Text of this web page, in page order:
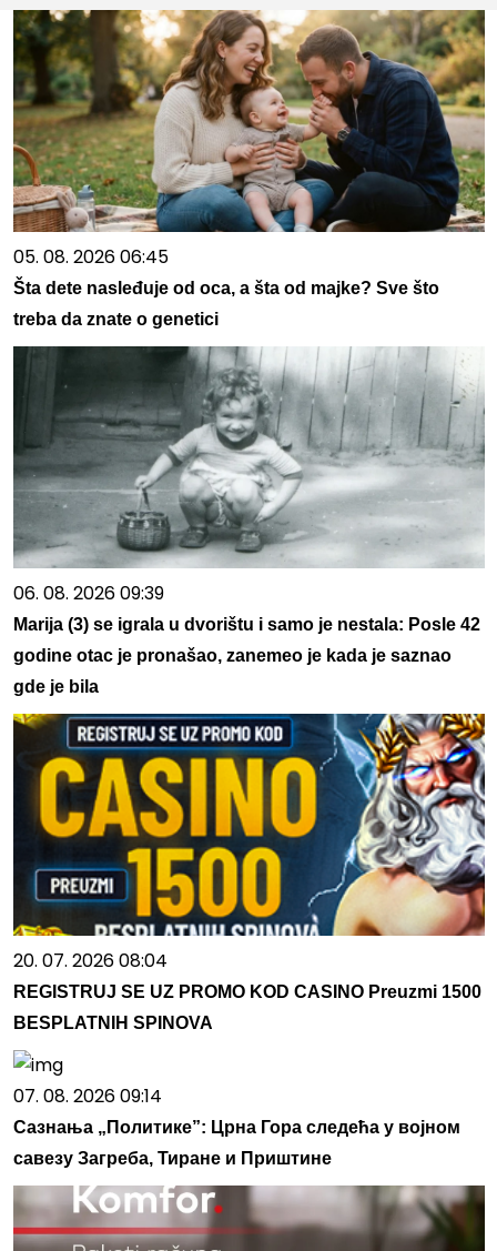
05. 08. 2026 06:45
Šta dete nasleđuje od oca, a šta od majke? Sve što
treba da znate o genetici
06. 08. 2026 09:39
Marija (3) se igrala u dvorištu i samo je nestala: Posle 42
godine otac je pronašao, zanemeo je kada je saznao
gde je bila
20. 07. 2026 08:04
REGISTRUJ SE UZ PROMO KOD CASINO Preuzmi 1500
BESPLATNIH SPINOVA
07. 08. 2026 09:14
Сазнања „Политике”: Црна Гора следећа у војном
савезу Загреба, Тиране и Приштине